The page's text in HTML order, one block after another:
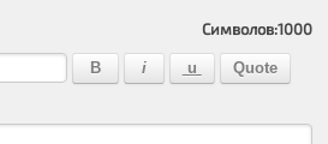
Символов:1000